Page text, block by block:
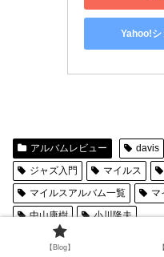
Yahoo!シ
アルバムレビュー davis
ジャズ入門
マイルス
マイルスアルバム一覧
マ
中山康樹
小川隆夫
【Blog】